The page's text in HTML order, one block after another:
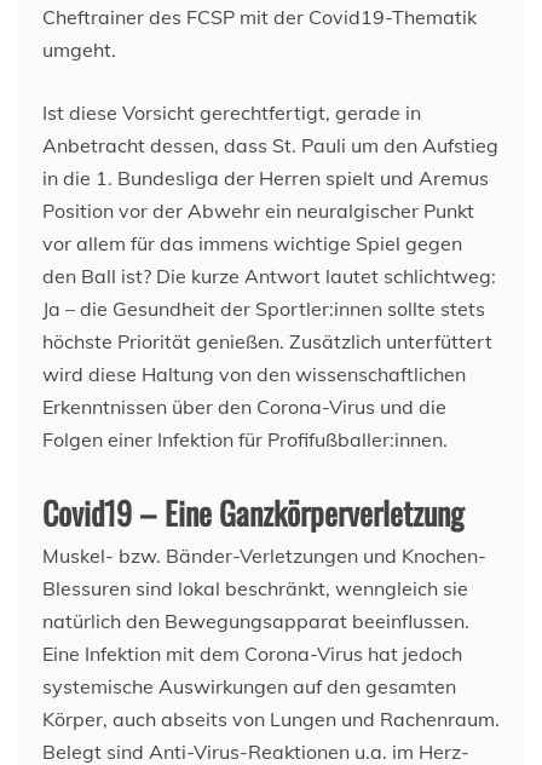
Cheftrainer des FCSP mit der Covid19-Thematik
umgeht.
Ist diese Vorsicht gerechtfertigt, gerade in
Anbetracht dessen, dass St. Pauli um den Aufstieg
in die 1. Bundesliga der Herren spielt und Aremus
Position vor der Abwehr ein neuralgischer Punkt
vor allem für das immens wichtige Spiel gegen
den Ball ist? Die kurze Antwort lautet schlichtweg:
Ja – die Gesundheit der Sportler:innen sollte stets
höchste Priorität genießen. Zusätzlich unterfüttert
wird diese Haltung von den wissenschaftlichen
Erkenntnissen über den Corona-Virus und die
Folgen einer Infektion für Profifußballer:innen.
Covid19 – Eine Ganzkörperverletzung
Muskel- bzw. Bänder-Verletzungen und Knochen-
Blessuren sind lokal beschränkt, wenngleich sie
natürlich den Bewegungsapparat beeinflussen.
Eine Infektion mit dem Corona-Virus hat jedoch
systemische Auswirkungen auf den gesamten
Körper, auch abseits von Lungen und Rachenraum.
Belegt sind Anti-Virus-Reaktionen u.a. im Herz-